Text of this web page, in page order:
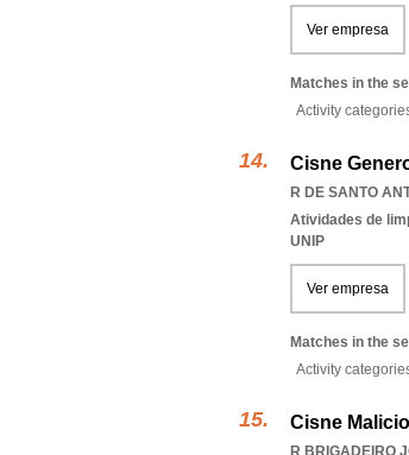
Ver empresa
Matches in the
Activity
Cisne
R DE SANTO
Atividades de
UNIP
Ver empresa
Matches in the
Activity
Cisne
R BRIGADEIRO